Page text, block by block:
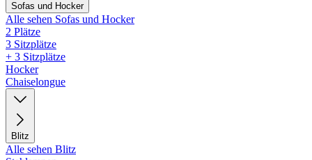
Sofas und Hocker
Alle sehen Sofas und Hocker
2 Plätze
3 Sitzplätze
+ 3 Sitzplätze
Hocker
Chaiselongue
Blitz
Alle sehen Blitz